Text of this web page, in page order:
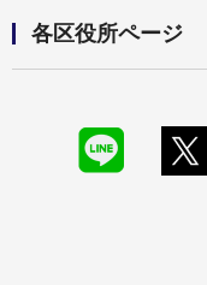
各区役所ページ